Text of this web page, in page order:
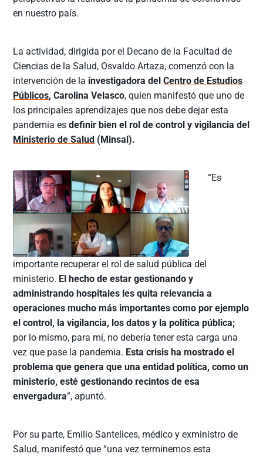
en nuestro país.
La actividad, dirigida por el Decano de la Facultad de
Ciencias de la Salud, Osvaldo Artaza, comenzó con la
intervención de la investigadora delCentro de Estudios
Públicos, Carolina Velasco, quien manifestó que uno de
los principales aprendizajes que nos debe dejar esta
pandemia esdefinir bien el rol de control y vigilancia del
Ministerio de Salud (Minsal).
“Es
importante recuperar el rol de salud pública del
ministerio. El hecho de estar gestionando y
administrando hospitales les quita relevancia a
operaciones mucho más importantes como por ejemplo
el control, la vigilancia, los datos y la política pública;
por lo mismo, para mí, no debería tener esta carga una
vez que pase la pandemia. Esta crisis ha mostrado el
problema que genera que una entidad política, como un
ministerio, esté gestionando recintos de esa
envergadura”, apuntó.
Por su parte, Emilio Santelices, médico y exministro de
Salud, manifestó que “una vez terminemos esta